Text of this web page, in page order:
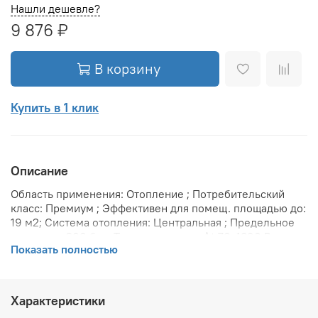
Нашли дешевле?
9 876 ₽
В корзину
Купить в 1 клик
Описание
Область применения: Отопление ; Потребительский
класс: Премиум ; Эффективен для помещ. площадью до:
19 м2; Система отопления: Центральная ; Предельное
Теплоотдача при Δt 60: 1550 Вт; Теплоотдача при Δt 50:
теплоносителя: 110 °С; Межосевое расстояние: 500 мм;
Давление опрессовки: 45 бар; Объем воды в радиаторе:
Показать полностью
Характеристики